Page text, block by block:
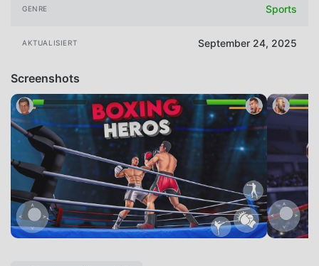
GENRE Sports
AKTUALISIERT September 24, 2025
Screenshots